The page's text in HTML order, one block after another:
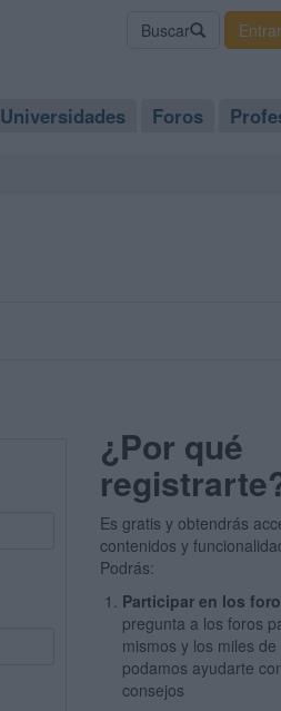
Buscar Entrar
Universidades Foros
¿Por qué
Es gratis y obtendrás
contenidos y
Podrás:
Participar en los
pregunta a los foros
mismos y los miles
podamos ayudarte
consejos